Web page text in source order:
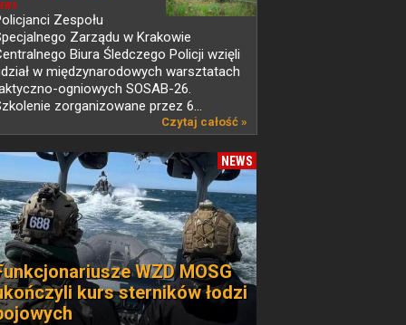
Zespołu
Zarządu w Krakowie
Biura Śledczego Policji wzięli
w międzynarodowych warsztatach
ogniowych SOSAB-26.
zorganizowane przez 6...
Czytaj całość »
NEWS
WZD MOSG
kurs sterników łodzi